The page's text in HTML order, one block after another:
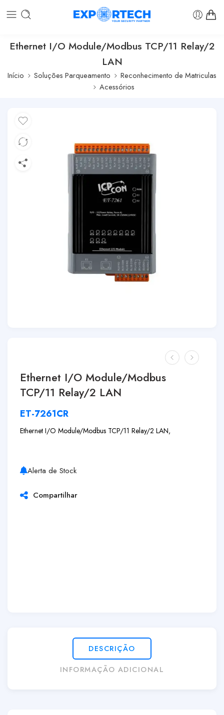
Ethernet I/O Module/Modbus TCP/11 Relay/2
LAN
Início Soluções Parqueamento
Reconhecimento de Matriculas
Acessórios
Ethernet I/O Module/Modbus
TCP/11 Relay/2 LAN
ET-7261CR
Ethernet I/O Module/Modbus TCP/11 Relay/2 LAN,
Alerta de Stock
Compartilhar
DESCRIÇÃO
INFORMAÇÃO ADICIONAL